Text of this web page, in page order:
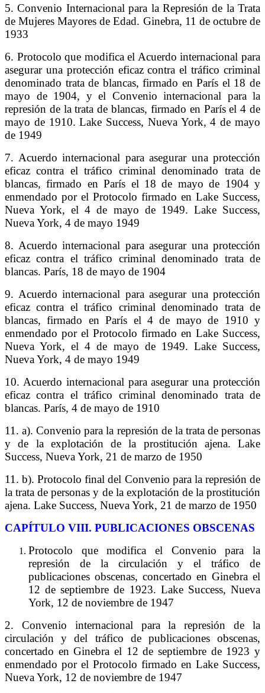
5. Convenio Internacional para la Represión de la Trata
de Mujeres Mayores de Edad. Ginebra, 11 de octubre de
1933
6. Protocolo que modifica el Acuerdo internacional para
asegurar una protección eficaz contra el tráfico criminal
denominado trata de blancas, firmado en París el 18 de
mayo de 1904, y el Convenio internacional para la
represión de la trata de blancas, firmado en París el 4 de
mayo de 1910. Lake Success, Nueva York, 4 de mayo
de 1949
7. Acuerdo internacional para asegurar una protección
eficaz contra el tráfico criminal denominado trata de
blancas, firmado en París el 18 de mayo de 1904 y
enmendado por el Protocolo firmado en Lake Success,
Nueva York, el 4 de mayo de 1949. Lake Success,
Nueva York, 4 de mayo 1949
8. Acuerdo internacional para asegurar una protección
eficaz contra el tráfico criminal denominado trata de
blancas. París, 18 de mayo de 1904
9. Acuerdo internacional para asegurar una protección
eficaz contra el tráfico criminal denominado trata de
blancas, firmado en París el 4 de mayo de 1910 y
enmendado por el Protocolo firmado en Lake Success,
Nueva York, el 4 de mayo de 1949. Lake Success,
Nueva York, 4 de mayo 1949
10. Acuerdo internacional para asegurar una protección
eficaz contra el tráfico criminal denominado trata de
blancas. París, 4 de mayo de 1910
11. a). Convenio para la represión de la trata de personas
y de la explotación de la prostitución ajena. Lake
Success, Nueva York, 21 de marzo de 1950
11. b). Protocolo final del Convenio para la represión de
la trata de personas y de la explotación de la prostitución
ajena. Lake Success, Nueva York, 21 de marzo de 1950
CAPÍTULO VIII. PUBLICACIONES OBSCENAS
Protocolo que modifica el Convenio para la
represión de la circulación y el tráfico de
publicaciones obscenas, concertado en Ginebra el
12 de septiembre de 1923. Lake Success, Nueva
York, 12 de noviembre de 1947
2. Convenio internacional para la represión de la
circulación y del tráfico de publicaciones obscenas,
concertado en Ginebra el 12 de septiembre de 1923 y
enmendado por el Protocolo firmado en Lake Success,
Nueva York, 12 de noviembre de 1947